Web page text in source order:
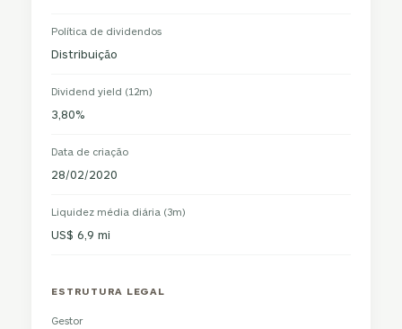
Política de dividendos
Distribuição
Dividend yield (12m)
3,80%
Data de criação
28/02/2020
Liquidez média diária (3m)
US$ 6,9 mi
ESTRUTURA LEGAL
Gestor